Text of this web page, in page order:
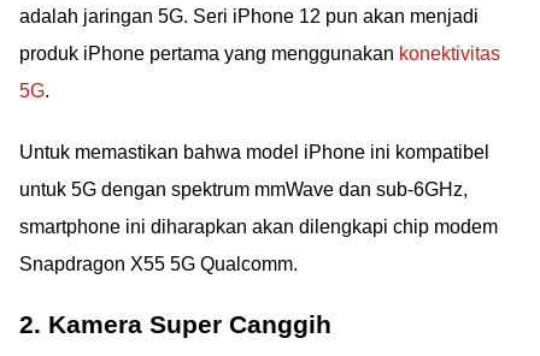
adalah jaringan 5G. Seri iPhone 12 pun akan menjadi
produk iPhone pertama yang menggunakan konektivitas
5G.
Untuk memastikan bahwa model iPhone ini kompatibel
untuk 5G dengan spektrum mmWave dan sub-6GHz,
smartphone ini diharapkan akan dilengkapi chip modem
Snapdragon X55 5G Qualcomm.
2. Kamera Super Canggih